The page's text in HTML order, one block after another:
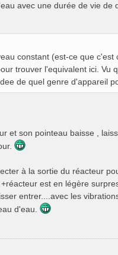
avec une durée de vie de
constant (est-ce que c'est
trouver l'equivalent ici. Vu
de quel genre d'appareil
et son pointeau baisse ,
à la sortie du réacteur
est en légère
entrer....avec les
d'eau.